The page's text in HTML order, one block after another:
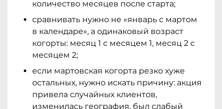
количество месяцев после старта;
сравнивать нужно не «январь с мартом
в календаре», а одинаковый возраст
когорты: месяц 1 с месяцем 1, месяц 2 с
месяцем 2;
если мартовская когорта резко хуже
остальных, нужно искать причину: акция
привела случайных клиентов,
изменилась география, был слабый